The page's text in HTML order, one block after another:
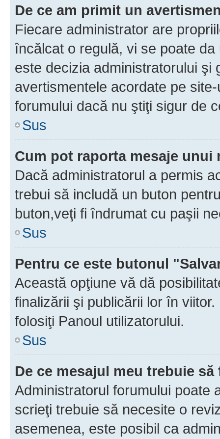
De ce am primit un
Fiecare administrator are
încălcat o regulă, vi se poate
este decizia administratorului şi
avertismentele acordate pe
forumului dacă nu ştiţi sigur de
Sus
Cum pot raporta mesaje unui
Dacă administratorul a permis
trebui să includă un buton
buton,veţi fi îndrumat cu paşii
Sus
Pentru ce este butonul
Această opţiune vă dă
finalizării şi publicării lor în
folosiţi Panoul utilizatorului.
Sus
De ce mesajul meu trebuie
Administratorul forumului poate
scrieţi trebuie să necesite o
asemenea, este posibil ca